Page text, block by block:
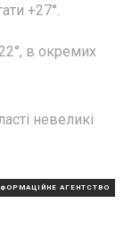
+27°.
в окремих
невеликі
АГЕНТСТВО